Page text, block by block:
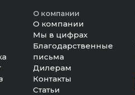
О компании
О компании
Мы в цифрах
Благодарственные
письма
Дилерам
Контакты
Статьи